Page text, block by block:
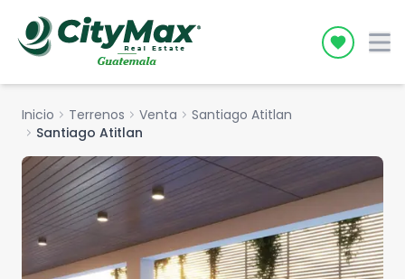
Icon
Inicio chevron_right Terrenos chevron_right Venta chevron_right Santiago Atitlan
chevron_right Santiago Atitlan